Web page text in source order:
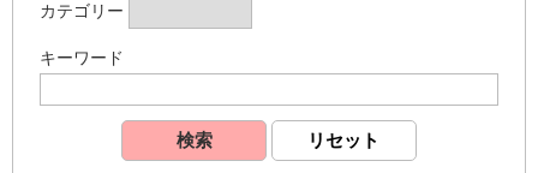
カテゴリー
キーワード